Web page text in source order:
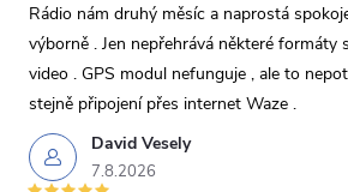
David Vesely
7.8.2026
Rádio nám druhý měsíc a naprostá
výborně . Jen nepřehrává některé formáty
video . GPS modul nefunguje , ale to
stejně připojení přes internet Waze .